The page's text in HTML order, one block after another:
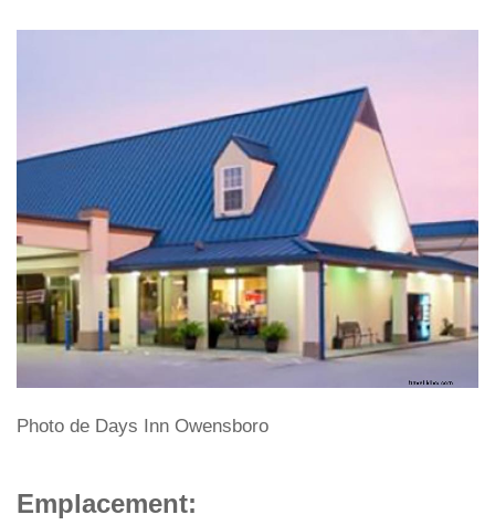
Photo de Days Inn Owensboro
Emplacement: